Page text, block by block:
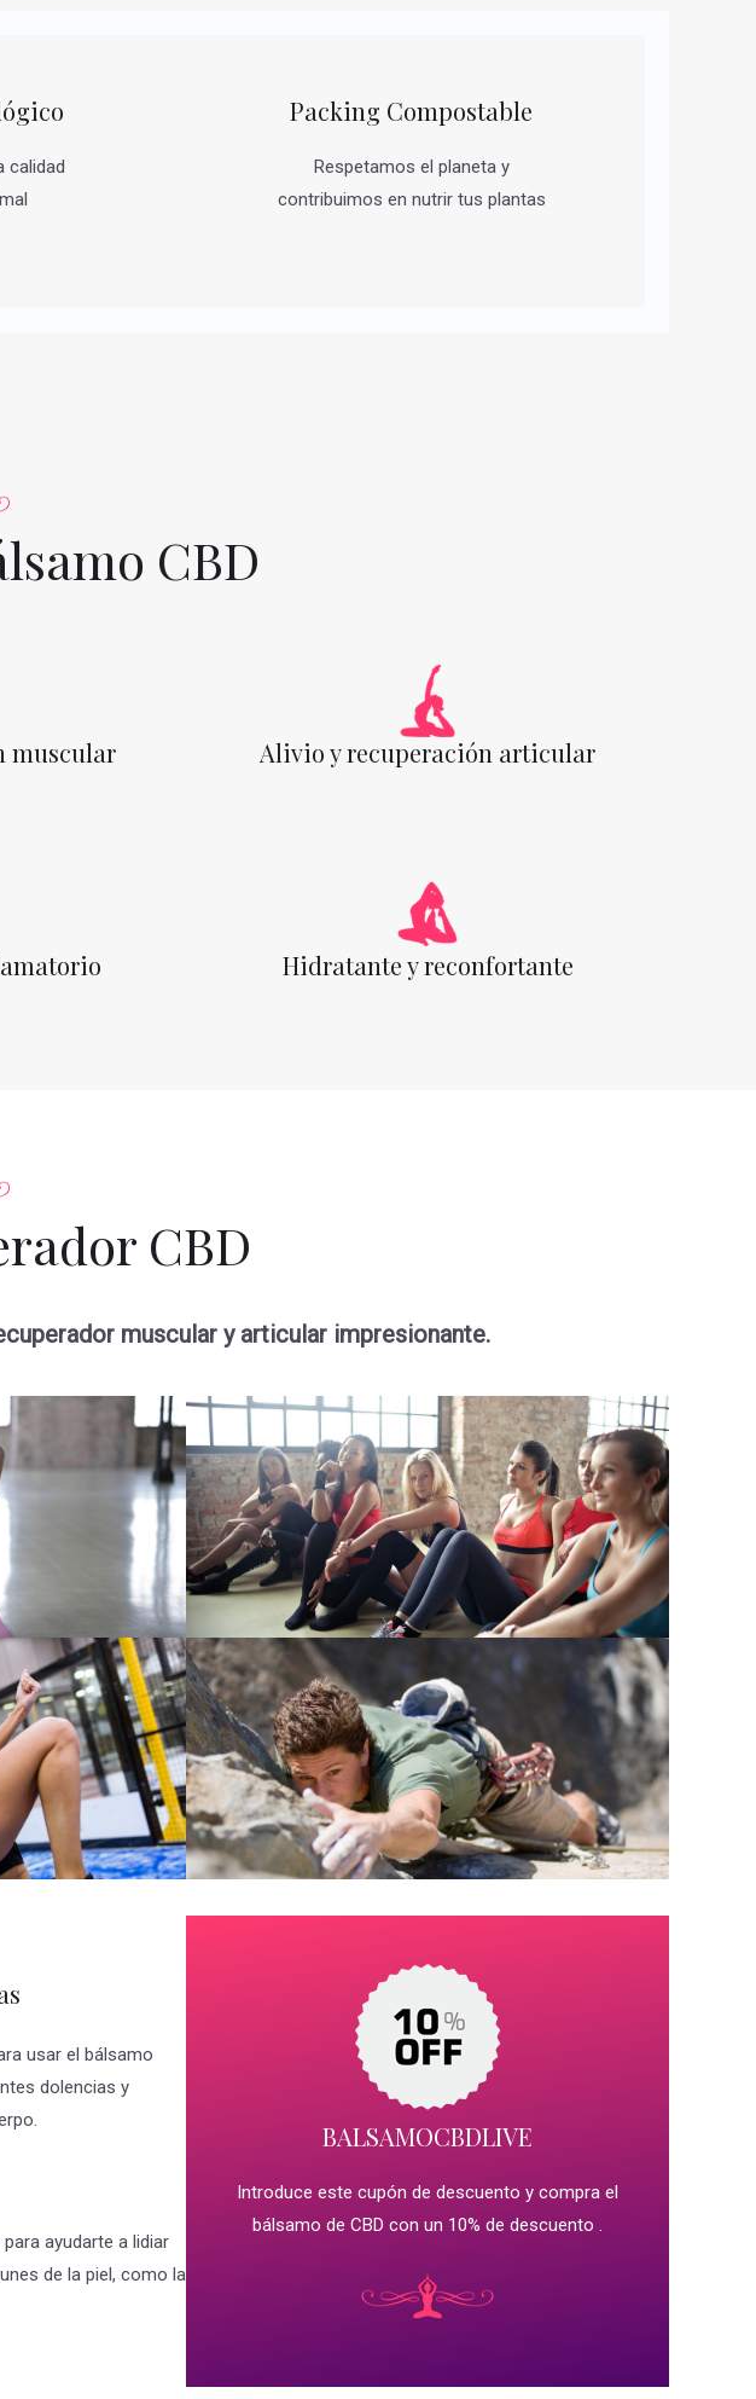
calidad
Packing Compostable
Respetamos el planeta y
contribuimos en nutrir tus plantas
CBD
muscular Alivio y recuperación articular
Hidratante y reconfortante
CBD
muscular y articular impresionante.
usar el bálsamo
dolencias y
ayudarte a lidiar
de la piel, como la
BALSAMOCBDLIVE
Introduce este cupón de descuento y compra el
bálsamo de CBD con un 10% de descuento .